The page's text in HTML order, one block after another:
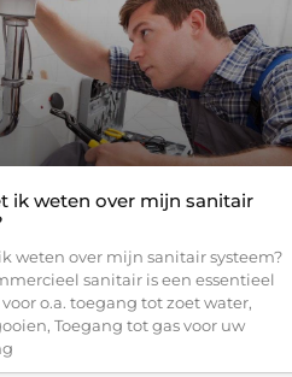
ik weten over mijn sanitair
weten over mijn sanitair systeem?
sanitair is een essentieel
o.a. toegang tot zoet water,
Toegang tot gas voor uw